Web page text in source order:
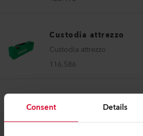
Consent Details
Custodia attrezzo
Custodia attrezzo
116.586
Custodia attrezzo